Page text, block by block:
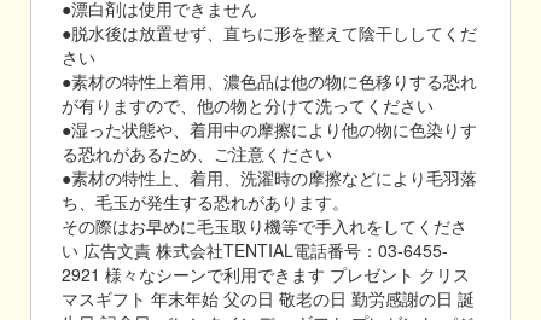
●漂白剤は使用できません
●脱水後は放置せず、直ちに形を整えて陰干ししてくだ
さい
●素材の特性上着用、濃色品は他の物に色移りする恐れ
が有りますので、他の物と分けて洗ってください
●湿った状態や、着用中の摩擦により他の物に色染りす
る恐れがあるため、ご注意ください
●素材の特性上、着用、洗濯時の摩擦などにより毛羽落
ち、毛玉が発生する恐れがあります。
その際はお早めに毛玉取り機等で手入れをしてくださ
い 広告文責 株式会社TENTIAL電話番号：03-6455-
2921 様々なシーンで利用できます プレゼント クリス
マスギフト 年末年始 父の日 敬老の日 勤労感謝の日 誕